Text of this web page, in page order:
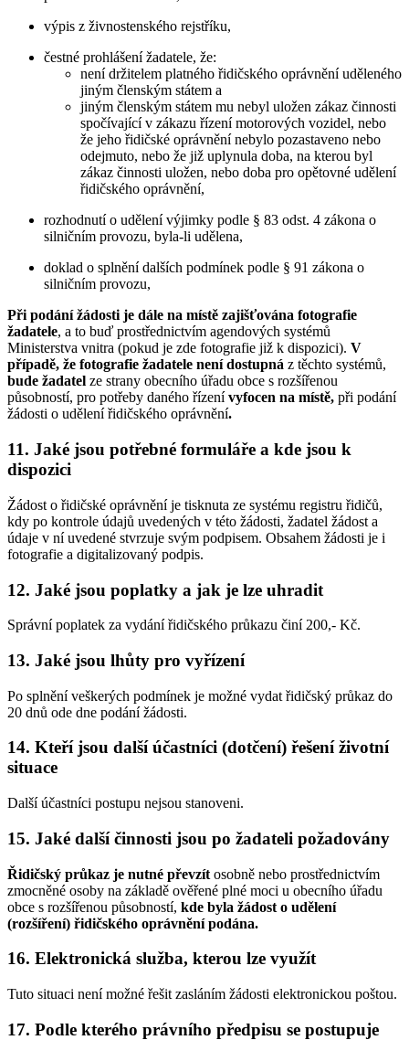
výpis z živnostenského rejstříku,
čestné prohlášení žadatele, že:
není držitelem platného řidičského oprávnění uděleného
jiným členským státem a
jiným členským státem mu nebyl uložen zákaz činnosti
spočívající v zákazu řízení motorových vozidel, nebo
že jeho řidičské oprávnění nebylo pozastaveno nebo
odejmuto, nebo že již uplynula doba, na kterou byl
zákaz činnosti uložen, nebo doba pro opětovné udělení
řidičského oprávnění,
rozhodnutí o udělení výjimky podle § 83 odst. 4 zákona o
silničním provozu, byla-li udělena,
doklad o splnění dalších podmínek podle § 91 zákona o
silničním provozu,
Při podání žádosti je dále na místě zajišťována fotografie
žadatele, a to buď prostřednictvím agendových systémů
Ministerstva vnitra (pokud je zde fotografie již k dispozici). V
případě, že fotografie žadatele není dostupná z těchto systémů,
bude žadatel ze strany obecního úřadu obce s rozšířenou
působností, pro potřeby daného řízenívyfocen na místě, při podání
žádosti o udělení řidičského oprávnění.
11. Jaké jsou potřebné formuláře a kde jsou k
dispozici
Žádost o řidičské oprávnění je tisknuta ze systému registru řidičů,
kdy po kontrole údajů uvedených v této žádosti, žadatel žádost a
údaje v ní uvedené stvrzuje svým podpisem. Obsahem žádosti je i
fotografie a digitalizovaný podpis.
12. Jaké jsou poplatky a jak je lze uhradit
Správní poplatek za vydání řidičského průkazu činí 200,- Kč.
13. Jaké jsou lhůty pro vyřízení
Po splnění veškerých podmínek je možné vydat řidičský průkaz do
20 dnů ode dne podání žádosti.
14. Kteří jsou další účastníci (dotčení) řešení životní
situace
Další účastníci postupu nejsou stanoveni.
15. Jaké další činnosti jsou po žadateli požadovány
Řidičský průkaz je nutné převzít osobně nebo prostřednictvím
zmocněné osoby na základě ověřené plné moci u obecního úřadu
obce s rozšířenou působností, kde byla žádost o udělení
(rozšíření) řidičského oprávnění podána.
16. Elektronická služba, kterou lze využít
Tuto situaci není možné řešit zasláním žádosti elektronickou poštou.
17. Podle kterého právního předpisu se postupuje